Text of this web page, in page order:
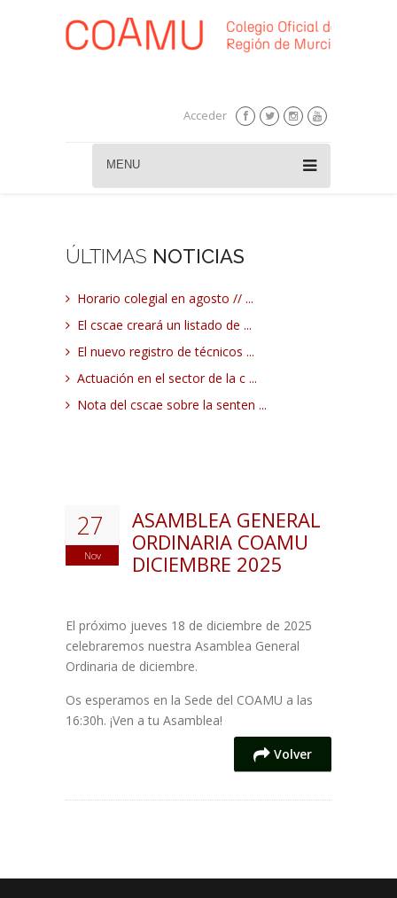
Acceder
MENU
ÚLTIMAS NOTICIAS
Horario colegial en agosto // ...
El cscae creará un listado de ...
El nuevo registro de técnicos ...
Actuación en el sector de la c ...
Nota del cscae sobre la senten ...
27
Nov
ASAMBLEA GENERAL
ORDINARIA COAMU
DICIEMBRE 2025
El próximo jueves 18 de diciembre de 2025
celebraremos nuestra Asamblea General
Ordinaria de diciembre.
Os esperamos en la Sede del COAMU a las
16:30h. ¡Ven a tu Asamblea!
Volver